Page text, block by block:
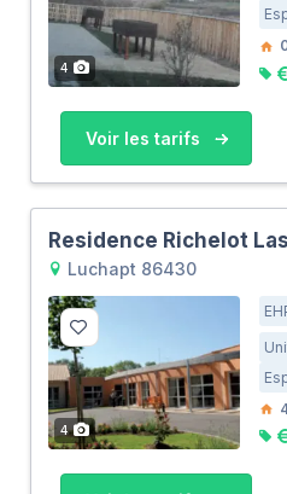
4
Voir les tarifs
Residence Richelot
Luchapt 86430
4